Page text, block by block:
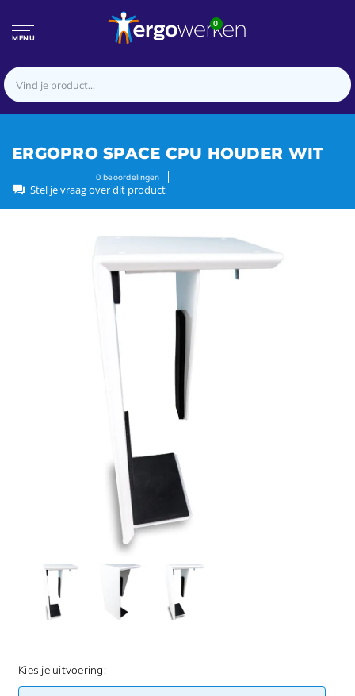
MENU
0
ERGOPRO SPACE CPU HOUDER WIT
0beoordelingen
Stel je vraag over dit product
Kies je uitvoering: